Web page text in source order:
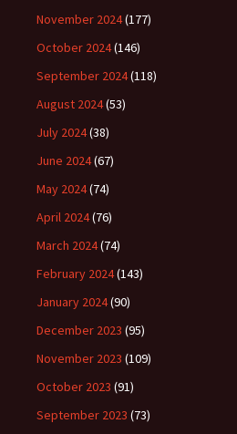
November 2024(177)
October 2024(146)
September 2024(118)
August 2024(53)
July 2024(38)
June 2024(67)
May 2024(74)
April 2024(76)
March 2024(74)
February 2024(143)
January 2024(90)
December 2023 (95)
November 2023 (109)
October 2023 (91)
September 2023 (73)